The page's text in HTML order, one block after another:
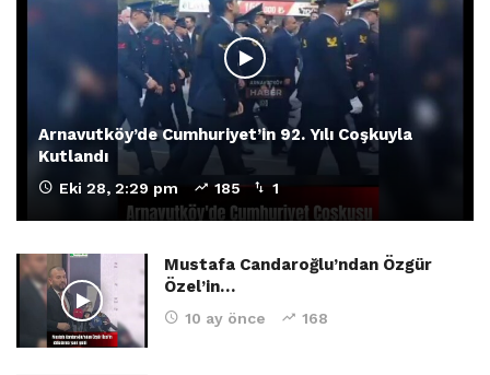
Arnavutköy’de Cumhuriyet’in 92. Yılı Coşkuyla
Kutlandı
Eki 28, 2:29 pm 185 1
Mustafa Candaroğlu’ndan Özgür
Özel’in…
10 ay önce 168